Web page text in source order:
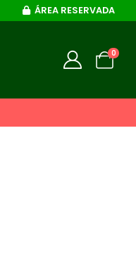
ÁREA RESERVADA
0